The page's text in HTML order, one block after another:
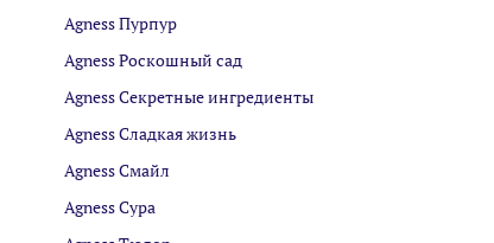
Agness Пурпур
Agness Роскошный сад
Agness Секретные ингредиенты
Agness Сладкая жизнь
Agness Смайл
Agness Сура